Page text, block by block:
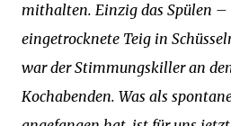
mithalten. Einzig das Spülen –
eingetrocknete Teig in
war der Stimmungskiller an
Kochabenden. Was als